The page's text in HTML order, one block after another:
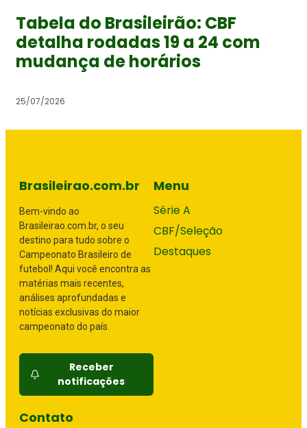
Tabela do Brasileirão: CBF
detalha rodadas 19 a 24 com
mudança de horários
25/07/2026
Brasileirao.com.br
Bem-vindo ao
Brasileirao.com.br, o seu
destino para tudo sobre o
Campeonato Brasileiro de
futebol! Aqui você encontra as
matérias mais recentes,
análises aprofundadas e
notícias exclusivas do maior
campeonato do país.
Receber
notificações
Menu
Série A
CBF/Seleção
Destaques
Contato